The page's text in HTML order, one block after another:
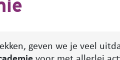
geven we je veel